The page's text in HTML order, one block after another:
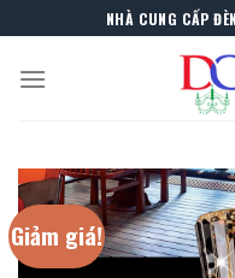
to
content
NHÀ CUNG CẤP
Giảm giá!